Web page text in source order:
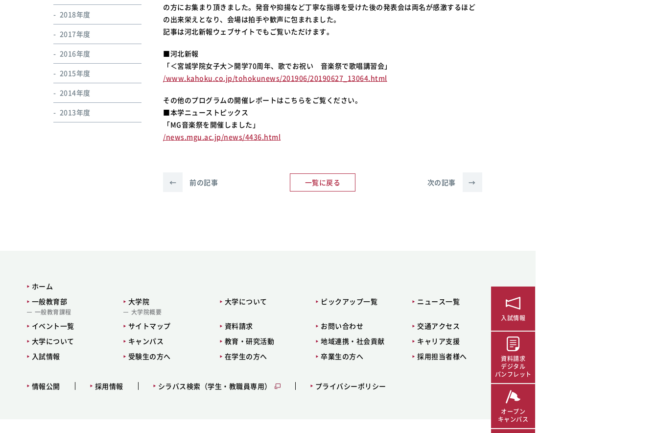
の方にお集まり頂きました。発音や抑揚など丁寧な指導を受けた後の発表会は両名が感激するほど
の出来栄えとなり、会場は拍手や歓声に包まれました。
記事は河北新報ウェブサイトでもご覧いただけます。
■河北新報
「＜宮城学院女子大＞開学70周年、歌でお祝い 音楽祭で歌唱講習会」
/www.kahoku.co.jp/tohokunews/201906/20190627_13064.html
その他のプログラムの開催レポートはこちらをご覧ください。
■本学ニューストピックス
「MG音楽祭を開催しました」
/news.mgu.ac.jp/news/4436.html
← 前の記事 一覧に戻る 次の記事 →
2018年度
2017年度
2016年度
2015年度
2014年度
2013年度
ホーム
一般教育部
一般教育課程
大学院
大学院概要
大学について ピックアップ一覧 ニュース一覧
イベント一覧 サイトマップ 資料請求 お問い合わせ
交通アクセス
大学について
キャンパス 教育・研究活動 地域連携・社会貢献
キャリア支援
入試情報
受験生の方へ 在学生の方へ 卒業生の方へ 採用担当者様へ
情報公開 採用情報 シラバス検索（学生・教職員専用） プライバシーポリシー
入試情報
資料請求
デジタル
パンフレット
オープン
キャンパス